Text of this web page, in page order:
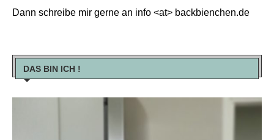
Dann schreibe mir gerne an info <at> backbienchen.de
DAS BIN ICH !